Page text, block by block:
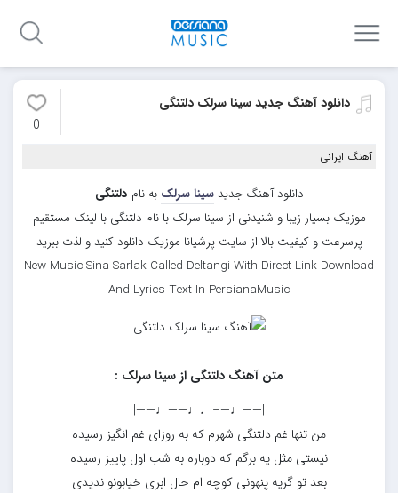
دانلود آهنگ جدید سینا سرلک دلتنگی
0
آهنگ ایرانی
دانلود آهنگ جدیدسینا سرلک به نام دلتنگی
موزیک بسیار زیبا و شنیدنی از سینا سرلک با نام دلتنگی با لینک مستقیم
پرسرعت و کیفیت بالا از سایت پرشیانا موزیک دانلود کنید و لذت ببرید
New Music Sina Sarlak Called Deltangi With Direct Link Download
And Lyrics Text In PersianaMusic
متن آهنگ دلتنگی از سینا سرلک :
|——♩—–♩♩——♩——|
من تنها غم دلتنگی شهرم که به روزای غم انگیز رسیده
نیستی مثل یه برگم که دوباره به شب اول پاییز رسیده
بعد تو گریه پنهونی کوچه ام حال ابری خیابونو ندیدی